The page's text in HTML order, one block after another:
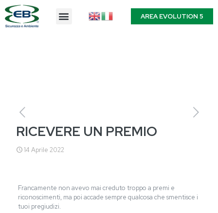
AREA EVOLUTION 5
RICEVERE UN PREMIO
14 Aprile 2022
Francamente non avevo mai creduto troppo a premi e
riconoscimenti, ma poi accade sempre qualcosa che smentisce i
tuoi pregiudizi.